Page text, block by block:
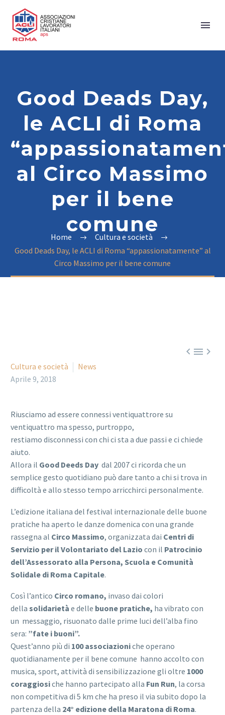
Good Deads Day,
le ACLI di Roma
al Circo Massimo
per il bene
comune
Home
Cultura e società
Good Deads Day, le ACLI di Roma “appassionatamente” al
Circo Massimo per il bene comune

Cultura e società
News
Aprile 9, 2018
Riusciamo ad essere connessi ventiquattrore su
ventiquattro ma spesso, purtroppo,
restiamo disconnessi con chi ci sta a due passi e ci chiede
aiuto.
Allora il Good Deeds Day dal 2007 ci ricorda che un
semplice gesto quotidiano può dare tanto a chi si trova in
difficoltà e allo stesso tempo arricchirci personalmente.
L’edizione italiana del festival internazionale delle buone
pratiche ha aperto le danze domenica con una grande
rassegna al Circo Massimo, organizzata dai Centri di
Servizio per il Volontariato del Lazio con il Patrocinio
dell’Assessorato alla Persona, Scuola e Comunità
Solidale di Roma Capitale.
Così l’antico Circo romano, invaso dai colori
della solidarietà e delle buone pratiche, ha vibrato con
un messaggio, risuonato dalle prime luci dell’alba fino
sera: ”fate i buoni”.
Quest’anno più di 100 associazioniche operano
quotidianamente per il bene comune hanno accolto con
musica, sport, attività di sensibilizzazione gli oltre 1000
coraggiosiche hanno partecipato alla Fun Run, la corsa
non competitiva di 5 km che ha preso il via subito dopo la
partenza della 24° edizione della Maratona di Roma.